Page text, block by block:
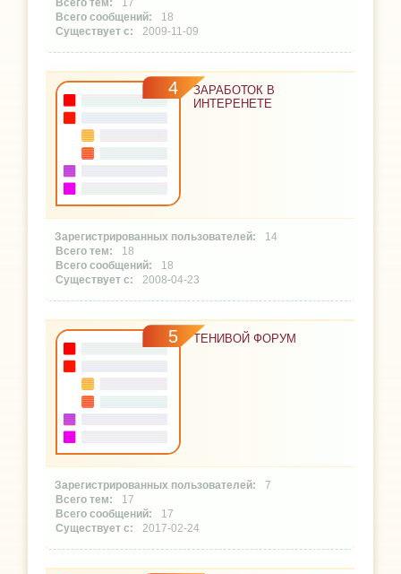
17
18
2009-11-09
4
ЗАРАБОТОК В
ИНТЕРЕНЕТЕ
14
18
18
2008-04-23
5 ТЕНИВОЙ ФОРУМ
7
17
17
2017-02-24